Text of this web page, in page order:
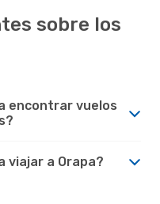
sobre los
encontrar vuelos
viajar a Orapa?